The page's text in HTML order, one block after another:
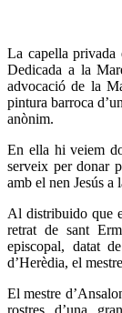
La capella privada
Dedicada a la
advocació de la
pintura barroca
anònim.
En ella hi veiem
serveix per donar
amb el nen Jesús a
Al distribuido que
retrat de sant
episcopal, datat
d’Herèdia, el
El mestre
rostres d’una